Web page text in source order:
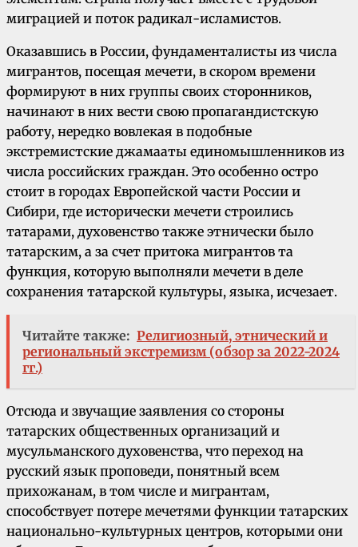
миграцией и поток радикал-исламистов.
Оказавшись в России, фундаменталисты из числа
мигрантов, посещая мечети, в скором времени
формируют в них группы своих сторонников,
начинают в них вести свою пропагандистскую
работу, нередко вовлекая в подобные
экстремистские джамааты единомышленников из
числа российских граждан. Это особенно остро
стоит в городах Европейской части России и
Сибири, где исторически мечети строились
татарами, духовенство также этнически было
татарским, а за счет притока мигрантов та
функция, которую выполняли мечети в деле
сохранения татарской культуры, языка, исчезает.
Читайте также: Религиозный, этнический и
региональный экстремизм (обзор за 2022-2024
гг.)
Отсюда и звучащие заявления со стороны
татарских общественных организаций и
мусульманского духовенства, что переход на
русский язык проповеди, понятный всем
прихожанам, в том числе и мигрантам,
способствует потере мечетями функции татарских
национально-культурных центров, которыми они